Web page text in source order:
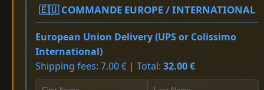
🇪🇺 COMMANDE EUROPE / INTERNATIONAL
European Union Delivery (UPS or Colissimo
International)
Shipping fees: 7.00 € | Total: 32.00 €